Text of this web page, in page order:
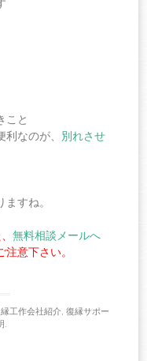
こと
なのが、 別れさせ
すね。
無料相談メールへ
意下さい。
工作会社紹介, 復縁サポー
.